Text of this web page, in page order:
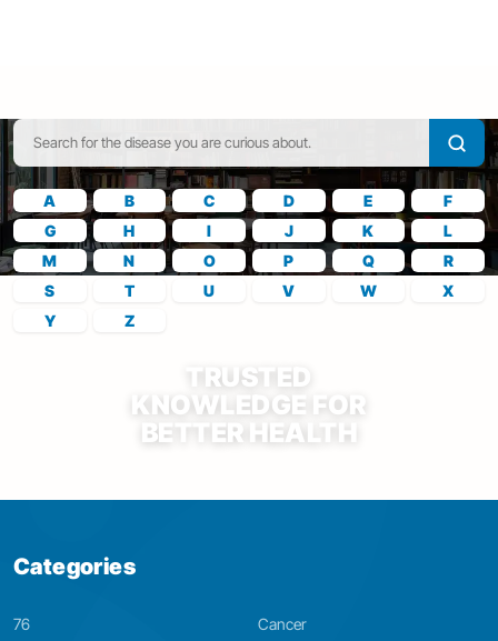
A B C D E
F
G
H I J K
L
M
N O P Q
R
S
T U V W
X
Y
Z
TRUSTED
KNOWLEDGE FOR
BETTER HEALTH
Categories
76 Cancer